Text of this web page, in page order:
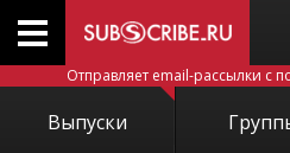
Отправляет email-рассылки с
Выпуски